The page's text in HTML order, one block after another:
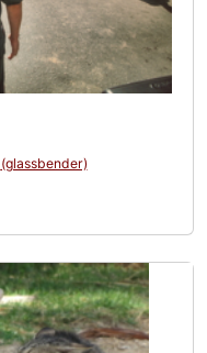
(glassbender)